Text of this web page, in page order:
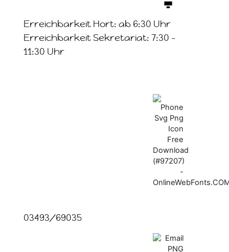
Erreichbarkeit Hort: ab 6:30 Uhr
Erreichbarkeit Sekretariat: 7:30 -
11:30 Uhr
03493/69035